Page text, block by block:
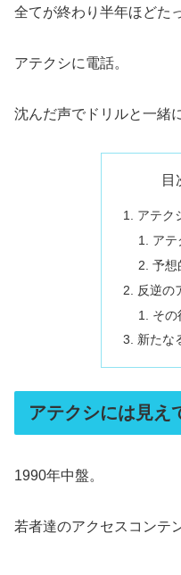
全てが終わり半年ほどた
アテクシに電話。
沈んだ声でドリルと一緒
目
アテク
アテ
予想
反逆の
その
新たな
アテクシには見え
1990年中盤。
若者達のアクセスコンテ